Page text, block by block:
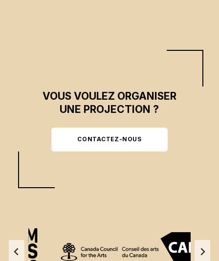
VOUS VOULEZ ORGANISER
UNE PROJECTION ?
CONTACTEZ-NOUS